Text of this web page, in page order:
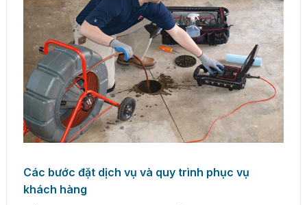
Các bước đặt dịch vụ và quy trình phục vụ
khách hàng